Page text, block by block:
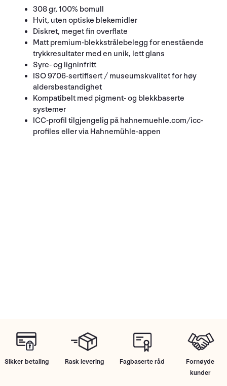
308 gr, 100% bomull
Hvit, uten optiske blekemidler
Diskret, meget fin overflate
Matt premium-blekkstrålebelegg for enestående
trykkresultater med en unik, lett glans
Syre- og ligninfritt
ISO 9706-sertifisert / museumskvalitet for høy
aldersbestandighet
Kompatibelt med pigment- og blekkbaserte
systemer
ICC-profil tilgjengelig på hahnemuehle.com/icc-
profiles eller via Hahnemühle-appen
Sikker betaling Rask levering Fagbaserte råd
Fornøyde
kunder